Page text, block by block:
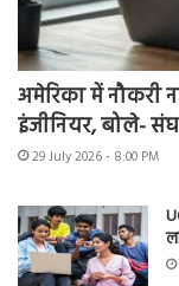
अमेरिका में नौकरी
इंजीनियर, बोले-
29 July 2026 - 8:00 PM